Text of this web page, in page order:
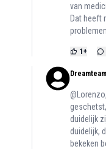
van
Dat heeft
1+
Dreamteam
duidelijk
duidelijk,
bekeken